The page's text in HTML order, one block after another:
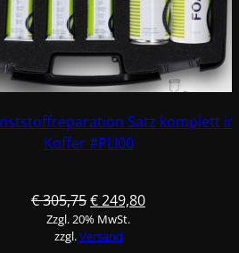
Satz komplett
Koffer #PLI00
€305,75Ursprünglicher
Preis
war:
€249,80Aktueller
Zzgl. 20% MwSt.
zzgl.Versand